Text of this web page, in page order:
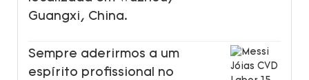
Guangxi, China.
Sempre aderirmos a um
espírito profissional no